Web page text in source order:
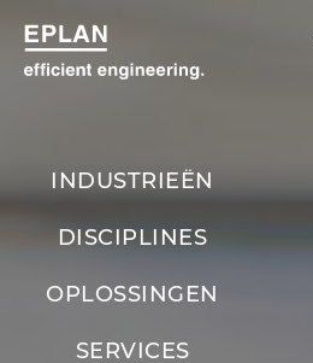
INDUSTRIEËN
DISCIPLINES
OPLOSSINGEN
SERVICES